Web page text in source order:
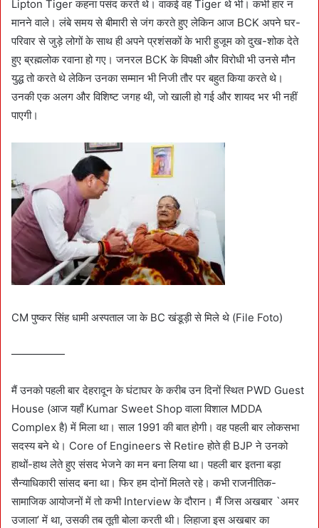
Lipton Tiger कहना पसंद करते थे। वाकई वह Tiger थे भी। कभी हार न
मानने वाले। लंबे समय से बीमारी से जंग करते हुए लेकिन आज BCK अपने घर-
परिवार से जुड़े लोगों के साथ ही अपने प्रशंसकों के भारी हुजूम को दुख-शोक देते
हुए ब्रह्मलोक रवाना हो गए। जनरल BCK के विपक्षी और विरोधी भी उनसे मौन
युद्ध तो करते थे लेकिन उनका सम्मान भी निजी तौर पर बहुत किया करते थे।
उनकी एक अलग और विशिष्ट जगह थी, जो खाली हो गई और शायद भर भी नहीं
पाएगी।
CM पुष्कर सिंह धामी अस्पताल जा के BC खंडूड़ी से मिले थे (File Foto)
—————
मैं उनको पहली बार देहरादून के घंटाघर के करीब उन दिनों स्थित PWD Guest
House (आज यहाँ Kumar Sweet Shop वाला विशाल MDDA
Complex है) में मिला था। साल 1991 की बात होगी। वह पहली बार लोकसभा
सदस्य बने थे। Core of Engineers से Retire होते ही BJP ने उनको
हाथों-हाथ लेते हुए संसद भेजने का मन बना लिया था। पहली बार इतना बड़ा
सैन्याधिकारी सांसद बना था। फिर हम दोनों मिलते रहे। कभी राजनीतिक-
सामाजिक आयोजनों में तो कभी Interview के दौरान। मैं जिस अखबार `अमर
उजाला’ में था, उसकी तब तूती बोला करती थी। लिहाजा इस अखबार का